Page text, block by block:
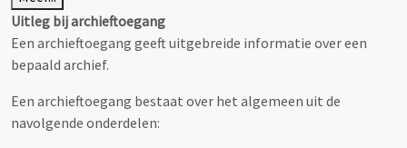
Uitleg bij archieftoegang
Een archieftoegang geeft uitgebreide informatie over een
bepaald archief.
Een archieftoegang bestaat over het algemeen uit de
navolgende onderdelen: